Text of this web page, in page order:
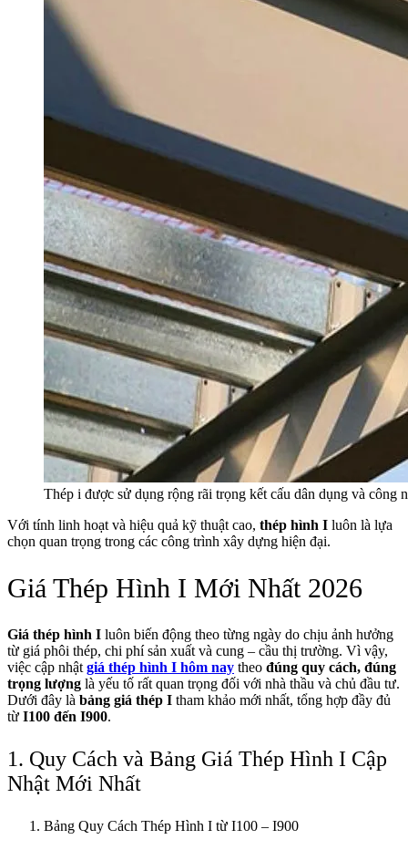
Thép i được sử dụng rộng rãi trọng kết cấu dân dụng và công
Với tính linh hoạt và hiệu quả kỹ thuật cao, thép hình I luôn là lựa
chọn quan trọng trong các công trình xây dựng hiện đại.
Giá Thép Hình I Mới Nhất 2026
Giá thép hình I luôn biến động theo từng ngày do chịu ảnh hưởng
từ giá phôi thép, chi phí sản xuất và cung – cầu thị trường. Vì vậy,
việc cập nhật giá thép hình I hôm nay theo đúng quy cách, đúng
trọng lượng là yếu tố rất quan trọng đối với nhà thầu và chủ đầu tư.
Dưới đây là bảng giá thép I tham khảo mới nhất, tổng hợp đầy đủ
từ I100 đến I900.
1. Quy Cách và Bảng Giá Thép Hình I Cập
Nhật Mới Nhất
Bảng Quy Cách Thép Hình I từ I100 – I900